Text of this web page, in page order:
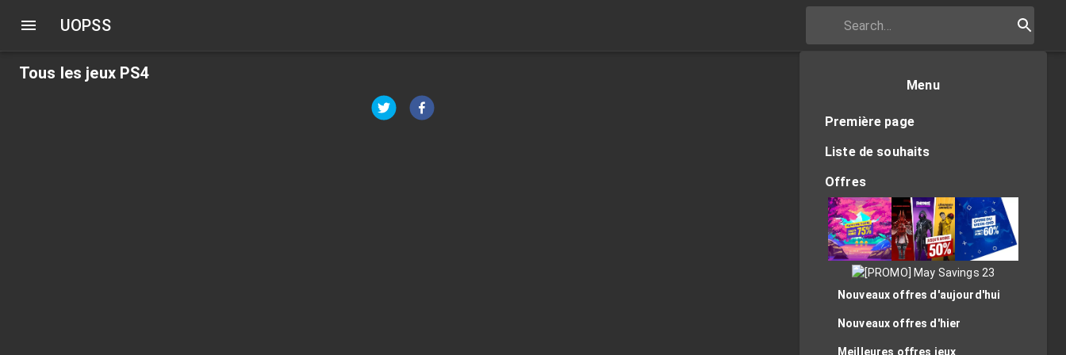
UOPSS
Tous les jeux PS4
Menu
Première page
Liste de souhaits
Offres
Nouveaux offres d'aujourd'hui
Nouveaux offres d'hier
Meilleures offres jeux